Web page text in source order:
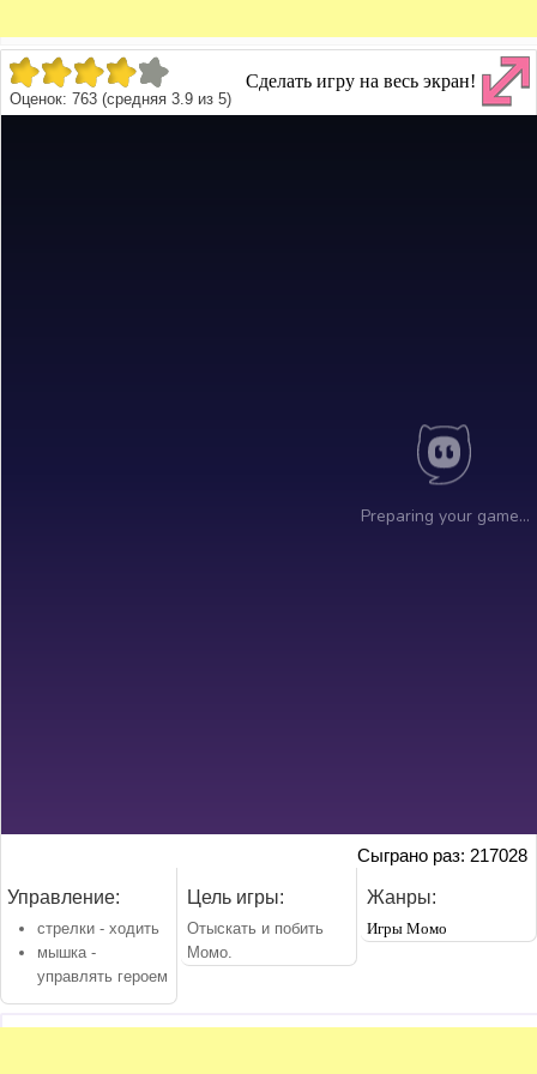
Оценок: 763 (средняя 3.9 из 5)
Сделать игру на весь экран!
Сыграно раз: 217028
Управление:
стрелки - ходить
мышка -
управлять героем
Цель игры:
Отыскать и побить
Момо.
Жанры:
Игры Момо